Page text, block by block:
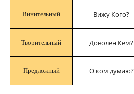
Винительный Вижу Кого?
Творительный Доволен Кем?
Предложный О ком думаю?